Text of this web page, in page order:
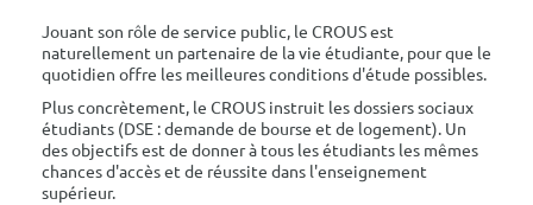
Jouant son rôle de service public, le CROUS est
naturellement un partenaire de la vie étudiante, pour que le
quotidien offre les meilleures conditions d'étude possibles.
Plus concrètement, le CROUS instruit les dossiers sociaux
étudiants (DSE : demande de bourse et de logement). Un
des objectifs est de donner à tous les étudiants les mêmes
chances d'accès et de réussite dans l'enseignement
supérieur.